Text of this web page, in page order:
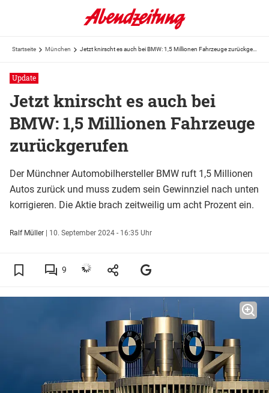
Startseite München
Update
Jetzt knirscht es auch bei
BMW: 1,5 Millionen Fahrzeuge
zurückgerufen
Der Münchner Automobilhersteller BMW ruft 1,5 Millionen
Autos zurück und muss zudem sein Gewinnziel nach unten
korrigieren. Die Aktie brach zeitweilig um acht Prozent ein.
Ralf Müller 10. September 2024 - 16:35 Uhr
9